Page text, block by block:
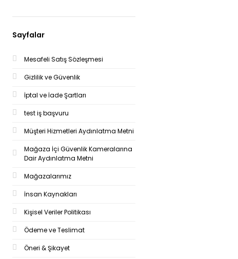
Sayfalar
Mesafeli Satış Sözleşmesi
Gizlilik ve Güvenlik
İptal ve İade Şartları
test iş başvuru
Müşteri Hizmetleri Aydınlatma Metni
Mağaza İçi Güvenlik Kameralarına
Dair Aydınlatma Metni
Mağazalarımız
İnsan Kaynakları
Kişisel Veriler Politikası
Ödeme ve Teslimat
Öneri & Şikayet